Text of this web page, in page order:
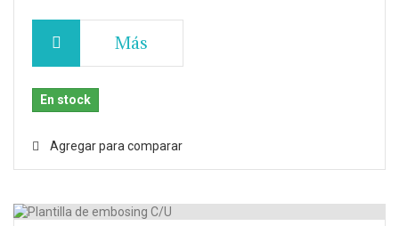
Más
En stock
Agregar para comparar